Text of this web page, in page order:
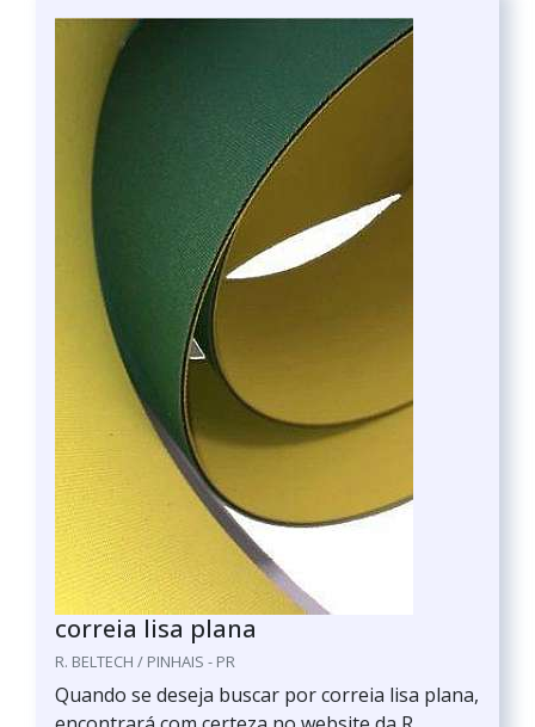
correia lisa plana
R. BELTECH / PINHAIS - PR
Quando se deseja buscar por correia lisa plana,